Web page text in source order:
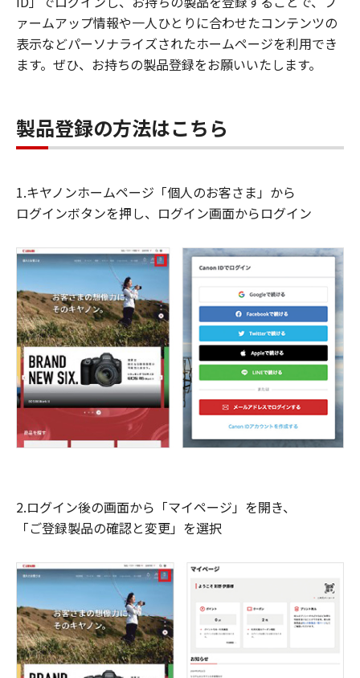
ァームアップ情報や一人ひとりに合わせたコンテンツの
表示などパーソナライズされたホームページを利用でき
ます。ぜひ、お持ちの製品登録をお願いいたします。
製品登録の方法はこちら
1.キヤノンホームページ「個人のお客さま」から
ログインボタンを押し、ログイン画面からログイン
2.ログイン後の画面から「マイページ」を開き、
「ご登録製品の確認と変更」を選択